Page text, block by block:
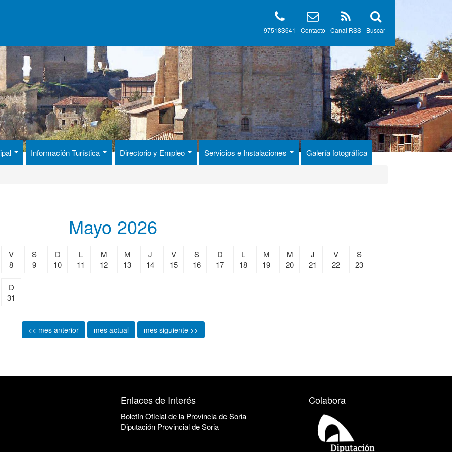
Buscar
Canal RSS
Contacto
975183641
Información Turística Directorio y Empleo Servicios e Instalaciones Galería fotográfica
Mayo 2026
V
8
S
9
D
10
L
11
M
12
M
13
J
14
V
15
S
16
D
17
L
18
M
19
M
20
J
21
V
22
S
23
D
31
<< mes anterior mes actual mes siguiente >>
Enlaces de Interés
Boletín Oficial de la Provincia de Soria
Diputación Provincial de Soria
Colabora